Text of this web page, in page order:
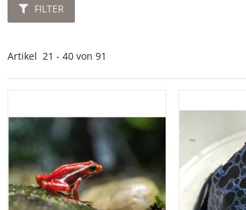
FILTER
Artikel 21 - 40 von 91